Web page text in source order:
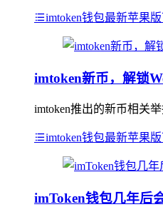
imtoken钱包最新苹果
imtoken新币，解锁
imtoken推出的新币相关
imtoken钱包最新苹果
imToken钱包几年后